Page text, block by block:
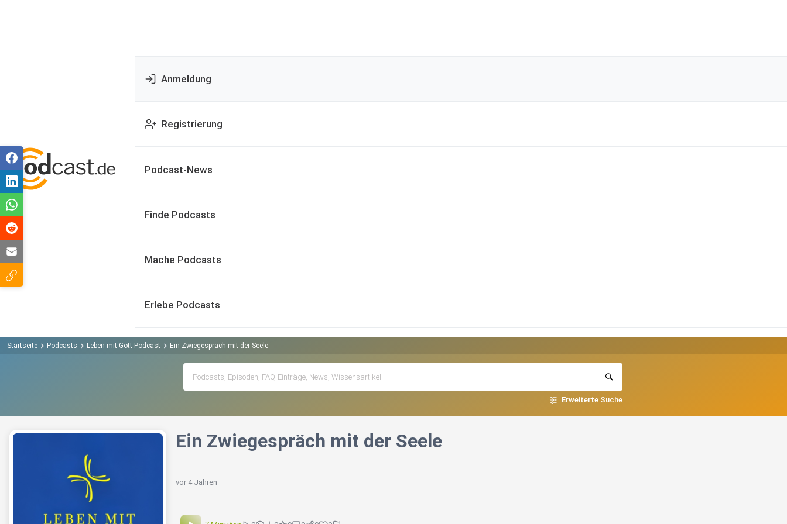
Anmeldung
Registrierung
Podcast-News
Finde Podcasts
Mache Podcasts
Erlebe Podcasts
Startseite Podcasts Leben mit Gott Podcast Ein Zwiegespräch mit der Seele
Erweiterte Suche
Ein Zwiegespräch mit der Seele
vor 4 Jahren